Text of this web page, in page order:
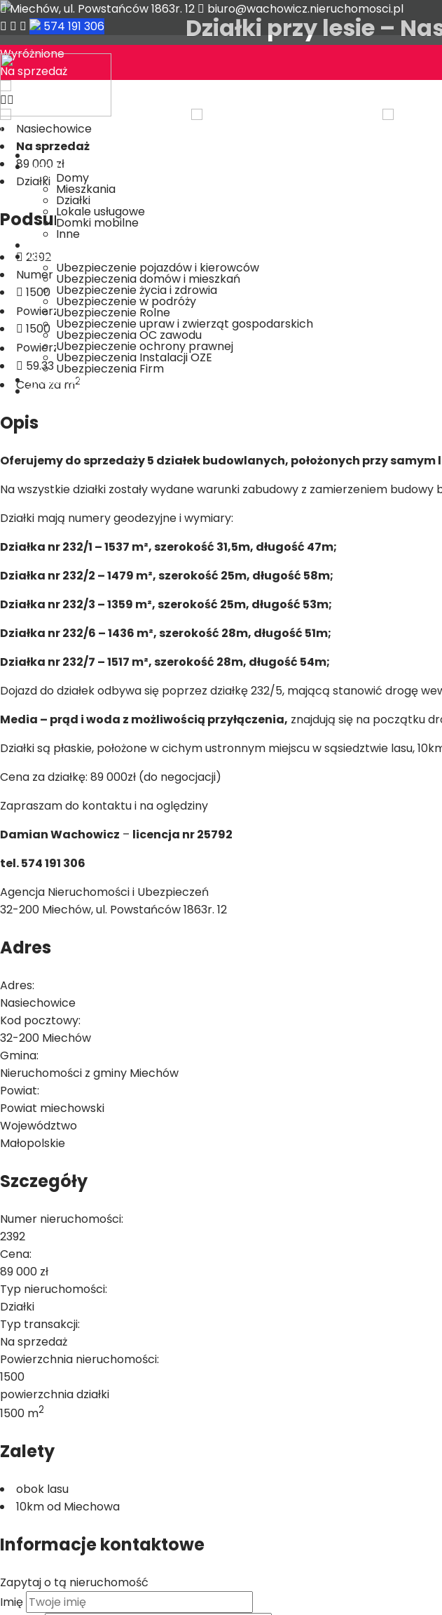
Miechów, ul. Powstańców 1863r. 12
biuro@wachowicz.nieruchomosci.pl
574 191 306
Start
Nieruchomości
Domy
Mieszkania
Działki
Lokale usługowe
Domki mobilne
Inne
Ubezpieczenia
Ubezpieczenie pojazdów i kierowców
Ubezpieczenia domów i mieszkań
Ubezpieczenie życia i zdrowia
Ubezpieczenie w podróży
Ubezpieczenie Rolne
Ubezpieczenie upraw i zwierząt gospodarskich
Ubezpieczenia OC zawodu
Ubezpieczenie ochrony prawnej
Ubezpieczenia Instalacji OZE
Ubezpieczenia Firm
Aktualności
Kontakt
Działki przy lesie –
Wyróżnione
Na sprzedaż
Nasiechowice
Na sprzedaż
89 000 zł
Działki
Podsumowanie
2392
Numer nieruchomości
1500
Powierzchnia (m2)
1500
Powierzchnia działki (m2)
59.33
Cena za m2
Opis
Oferujemy do sprzedaży 5 działek budowlanych, położonych przy
Na wszystkie działki zostały wydane warunki zabudowy z zamierzeniem
Działki mają numery geodezyjne i wymiary:
Działka nr 232/1 – 1537 m², szerokość 31,5m, długość 47m;
Działka nr 232/2 – 1479 m², szerokość 25m, długość 58m;
Działka nr 232/3 – 1359 m², szerokość 25m, długość 53m;
Działka nr 232/6 – 1436 m², szerokość 28m, długość 51m;
Działka nr 232/7 – 1517 m², szerokość 28m, długość 54m;
Dojazd do działek odbywa się poprzez działkę 232/5, mającą stanowić drogę
Media – prąd i woda z możliwością przyłączenia, znajdują się na początku
Działki są płaskie, położone w cichym ustronnym miejscu w sąsiedztwie lasu,
Cena za działkę: 89 000zł (do negocjacji)
Zapraszam do kontaktu i na oględziny
Damian Wachowicz – licencja nr 25792
tel. 574 191 306
Agencja Nieruchomości i Ubezpieczeń
32-200 Miechów, ul. Powstańców 1863r. 12
Adres
Adres:
Nasiechowice
Kod pocztowy:
32-200 Miechów
Gmina:
Nieruchomości z gminy Miechów
Powiat:
Powiat miechowski
Województwo
Małopolskie
Szczegóły
Numer nieruchomości:
2392
Cena:
89 000 zł
Typ nieruchomości:
Działki
Typ transakcji:
Na sprzedaż
Powierzchnia nieruchomości:
1500
powierzchnia działki
1500 m2
Zalety
obok lasu
10km od Miechowa
Informacje kontaktowe
Zapytaj o tą nieruchomość
Imię